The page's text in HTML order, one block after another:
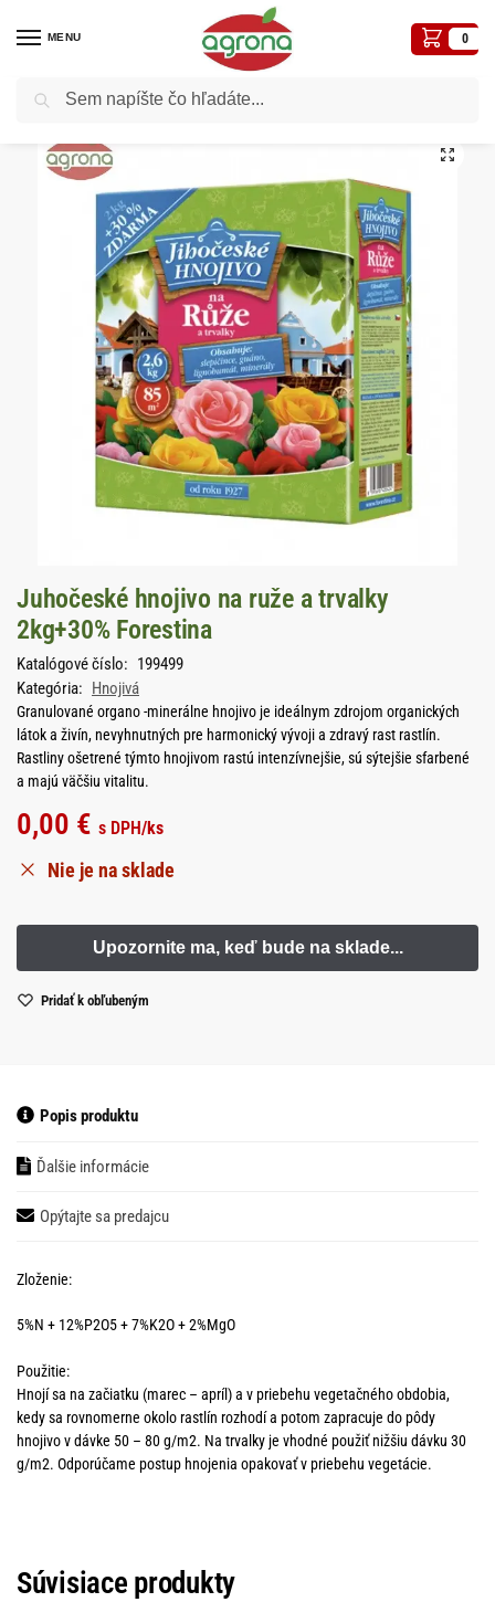
MENU 0
Domov Hnojivá / Juhočeské hnojivo na ruže a trvalky 2kg+30% Forestina
Juhočeské hnojivo na ruže a trvalky
2kg+30% Forestina
Katalógové číslo: 199499
Kategória: Hnojivá
Granulované organo -minerálne hnojivo je ideálnym zdrojom organických
látok a živín, nevyhnutných pre harmonický vývoji a zdravý rast rastlín.
Rastliny ošetrené týmto hnojivom rastú intenzívnejšie, sú sýtejšie sfarbené
a majú väčšiu vitalitu.
0,00 € s DPH/ks
Nie je na sklade
Pridať k obľubeným
Popis produktu
Ďalšie informácie
Opýtajte sa predajcu
Zloženie:
5%N + 12%P2O5 + 7%K2O + 2%MgO
Použitie:
Hnojí sa na začiatku (marec – apríl) a v priebehu vegetačného obdobia,
kedy sa rovnomerne okolo rastlín rozhodí a potom zapracuje do pôdy
hnojivo v dávke 50 – 80 g/m2. Na trvalky je vhodné použiť nižšiu dávku 30
g/m2. Odporúčame postup hnojenia opakovať v priebehu vegetácie.
Súvisiace produkty